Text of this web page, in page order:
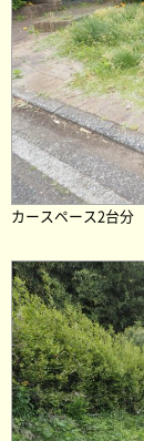
カースペース2台分